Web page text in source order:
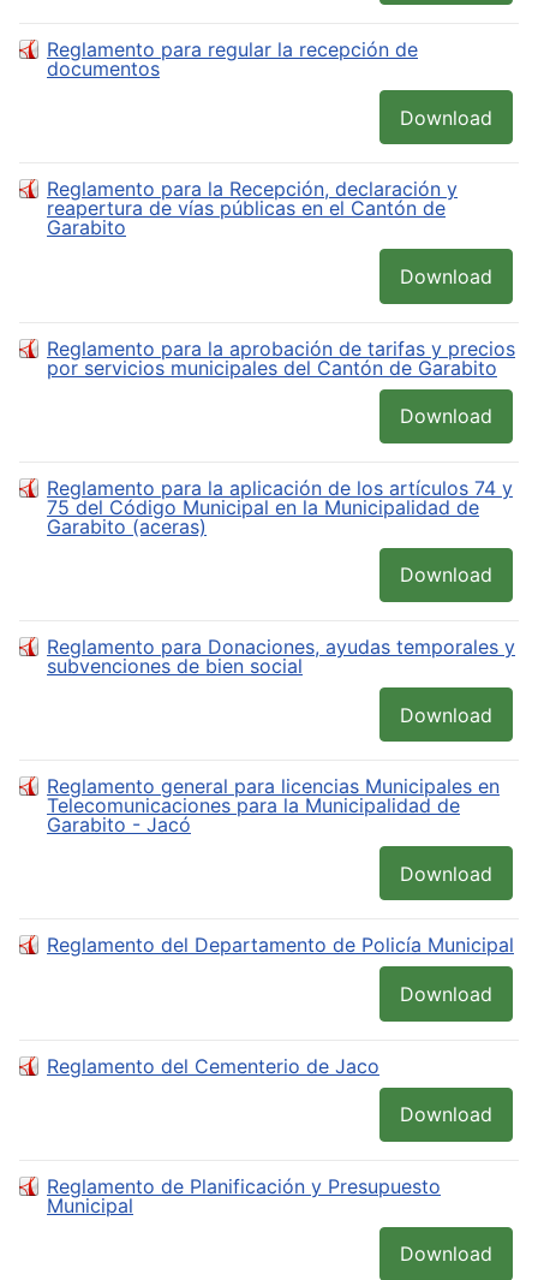
Reglamento para regular la recepción de
documentos
Download
Reglamento para la Recepción, declaración y
reapertura de vías públicas en el Cantón de
Garabito
Download
Reglamento para la aprobación de tarifas y precios
por servicios municipales del Cantón de Garabito
Download
Reglamento para la aplicación de los artículos 74 y
75 del Código Municipal en la Municipalidad de
Garabito (aceras)
Download
Reglamento para Donaciones, ayudas temporales y
subvenciones de bien social
Download
Reglamento general para licencias Municipales en
Telecomunicaciones para la Municipalidad de
Garabito - Jacó
Download
Reglamento del Departamento de Policía Municipal
Download
Reglamento del Cementerio de Jaco
Download
Reglamento de Planificación y Presupuesto
Municipal
Download